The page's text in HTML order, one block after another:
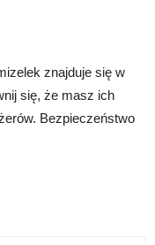
znajduje się w
się, że masz ich
Bezpieczeństwo